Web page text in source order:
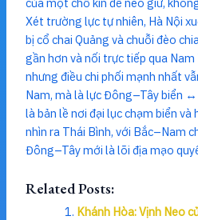
Xét trường lực tự nhiên, Hà Nội
bị cổ chai Quảng và chuỗi đèo
gần hơn và nối trực tiếp qua
nhưng điều chi phối mạnh nhất
Nam, mà là lực Đông–Tây biển
là bản lề nơi đại lục chạm biển
nhìn ra Thái Bình, với Bắc–Nam
Đông–Tây mới là lõi địa mạo
Related Posts:
Khánh Hòa: Vịnh Neo